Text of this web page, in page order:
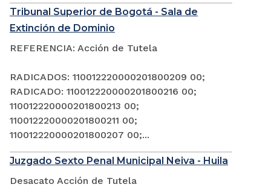
Tribunal Superior de Bogotá - Sala de
Extinción de Dominio
REFERENCIA: Acción de Tutela
RADICADOS: 110012220000201800209 00;
RADICADO: 110012220000201800216 00;
110012220000201800213 00;
110012220000201800211 00;
110012220000201800207 00;...
Juzgado Sexto Penal Municipal Neiva - Huila
Desacato Acción de Tutela